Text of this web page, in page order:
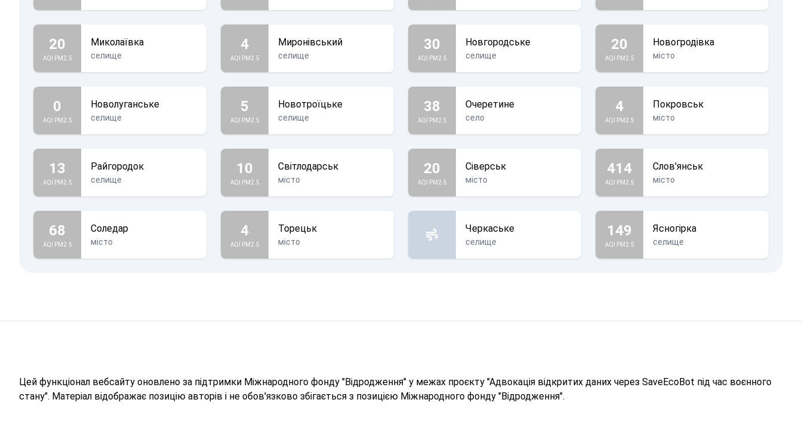
20
AQI PM2.5
Миколаївка
селище
4
AQI PM2.5
Миронівський
селище
30
AQI PM2.5
Новгородське
селище
20
AQI PM2.5
Новогродівка
місто
0
AQI PM2.5
Новолуганське
селище
5
AQI PM2.5
Новотроїцьке
селище
38
AQI PM2.5
Очеретине
село
4
AQI PM2.5
Покровськ
місто
13
AQI PM2.5
Райгородок
селище
10
AQI PM2.5
Світлодарськ
місто
20
AQI PM2.5
Сіверськ
місто
414
AQI PM2.5
Слов'янськ
місто
68
AQI PM2.5
Соледар
місто
4
AQI PM2.5
Торецьк
місто
Черкаське
селище
149
AQI PM2.5
Ясногірка
селище
Цей функціонал вебсайту оновлено за підтримки Міжнародного фонду "Відродження" у межах проєкту "Адвокація відкритих даних через SaveEcoBot під час воєнного
стану". Матеріал відображає позицію авторів і не обов'язково збігається з позицією Міжнародного фонду "Відродження".